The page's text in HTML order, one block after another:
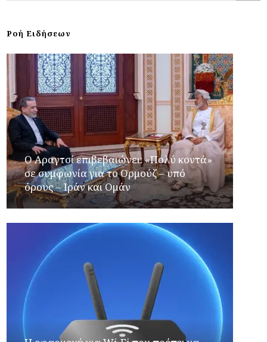
Ροή Ειδήσεων
Ο Αραγτσί επιβεβαιώνει: «Πολύ κοντά»
σε συμφωνία για το Ορμούζ – υπό
όρους – Ιράν και Ομάν